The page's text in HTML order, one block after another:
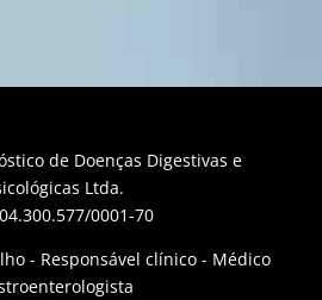
de Doenças Digestivas e
Ltda.
0001-70
- Responsável clínico - Médico